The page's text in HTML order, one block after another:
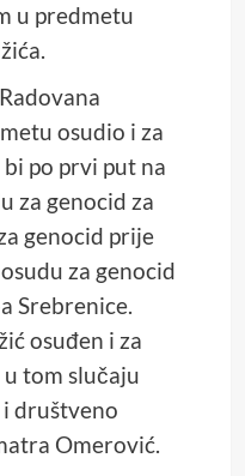
u predmetu
osudio i za
po prvi put na
za genocid za
genocid prije
za genocid
Srebrenice.
osuđen i za
tom slučaju
društveno
Omerović.